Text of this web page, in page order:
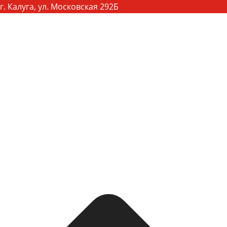
г. Калуга, ул. Московская 292Б